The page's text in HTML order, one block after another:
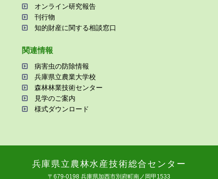
オンライン研究報告
刊⾏物
知的財産に関する相談窓⼝
関連情報
病害⾍の防除情報
兵庫県⽴農業⼤学校
森林林業技術センター
⾒学のご案内
様式ダウンロード
兵庫県⽴農林⽔産技術総合センター
〒679-0198 兵庫県加⻄市別府町南ノ岡甲1533